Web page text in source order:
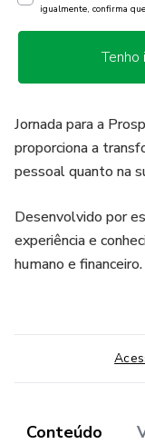
igualmente, confirma
Tenho
Jornada para a
proporciona a
pessoal quanto na
Desenvolvido por
experiência e
humano e financeiro.
Conteúdo